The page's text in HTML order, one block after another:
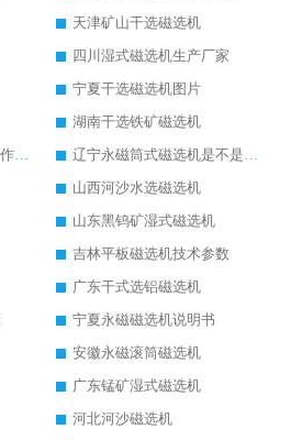
天津矿山干选磁选机
四川湿式磁选机生产厂家
宁夏干选磁选机图片
湖南干选铁矿磁选机
黑龙江永磁筒磁选机的工作原理
辽宁永磁筒式磁选机是不是强磁
山西河沙水选磁选机
山东黑钨矿湿式磁选机
吉林平板磁选机技术参数
广东干式选铝磁选机
宁夏永磁磁选机说明书
安徽永磁滚筒磁选机
广东锰矿湿式磁选机
河北河沙磁选机